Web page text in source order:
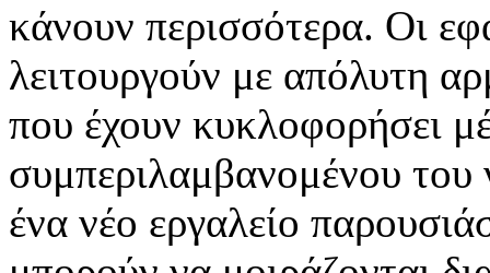
κάνουν περισσότερα. Οι
λειτουργούν με απόλυτη
που έχουν κυκλοφορήσει
συμπεριλαμβανομένου
ένα νέο εργαλείο